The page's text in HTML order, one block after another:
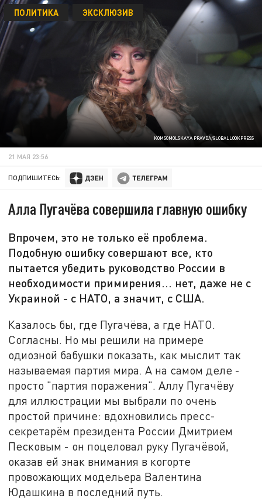
KOMSOMOLSKAYA PRAVDA/GLOBALLOOKPRESS
ПОЛИТИКА ЭКСКЛЮЗИВ
21 МАЯ 23:56
ПОДПИШИТЕСЬ:
Алла Пугачёва совершила главную ошибку
Впрочем, это не только её проблема.
Подобную ошибку совершают все, кто
пытается убедить руководство России в
необходимости примирения... нет, даже не с
Украиной - с НАТО, а значит, с США.
Казалось бы, где Пугачёва, а где НАТО.
Согласны. Но мы решили на примере
одиозной бабушки показать, как мыслит так
называемая партия мира. А на самом деле -
просто "партия поражения". Аллу Пугачёву
для иллюстрации мы выбрали по очень
простой причине: вдохновились пресс-
секретарём президента России Дмитрием
Песковым - он поцеловал руку Пугачёвой,
оказав ей знак внимания в когорте
провожающих модельера Валентина
Юдашкина в последний путь.